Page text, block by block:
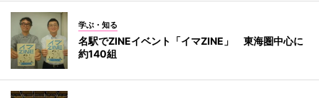
学ぶ・知る
名駅でZINEイベント「イマZINE」 東海圏中心に
約140組